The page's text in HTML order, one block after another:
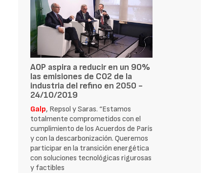
AOP aspira a reducir en un 90%
las emisiones de CO2 de la
industria del refino en 2050 -
24/10/2019
Galp, Repsol y Saras. “Estamos
totalmente comprometidos con el
cumplimiento de los Acuerdos de París
y con la descarbonización. Queremos
participar en la transición energética
con soluciones tecnológicas rigurosas
y factibles